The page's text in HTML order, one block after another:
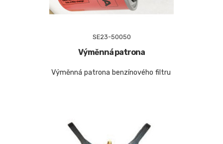
SE23-50050
Výměnná patrona
Výměnná patrona benzínového filtru